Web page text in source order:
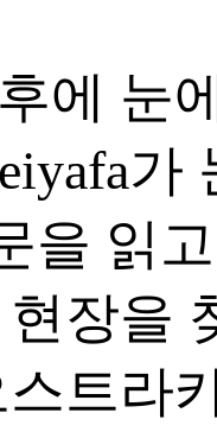
에 눈
을 읽
장을
트라